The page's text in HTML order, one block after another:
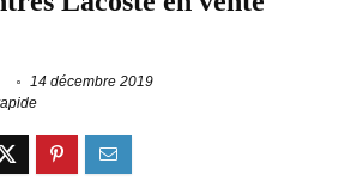
14 décembre 2019